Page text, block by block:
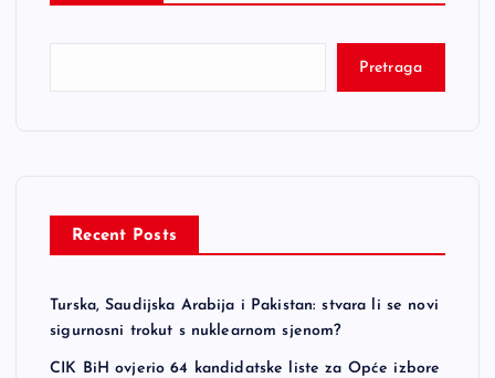
Pretraga
Recent Posts
Turska, Saudijska Arabija i Pakistan: stvara li se novi
sigurnosni trokut s nuklearnom sjenom?
CIK BiH ovjerio 64 kandidatske liste za Opće izbore